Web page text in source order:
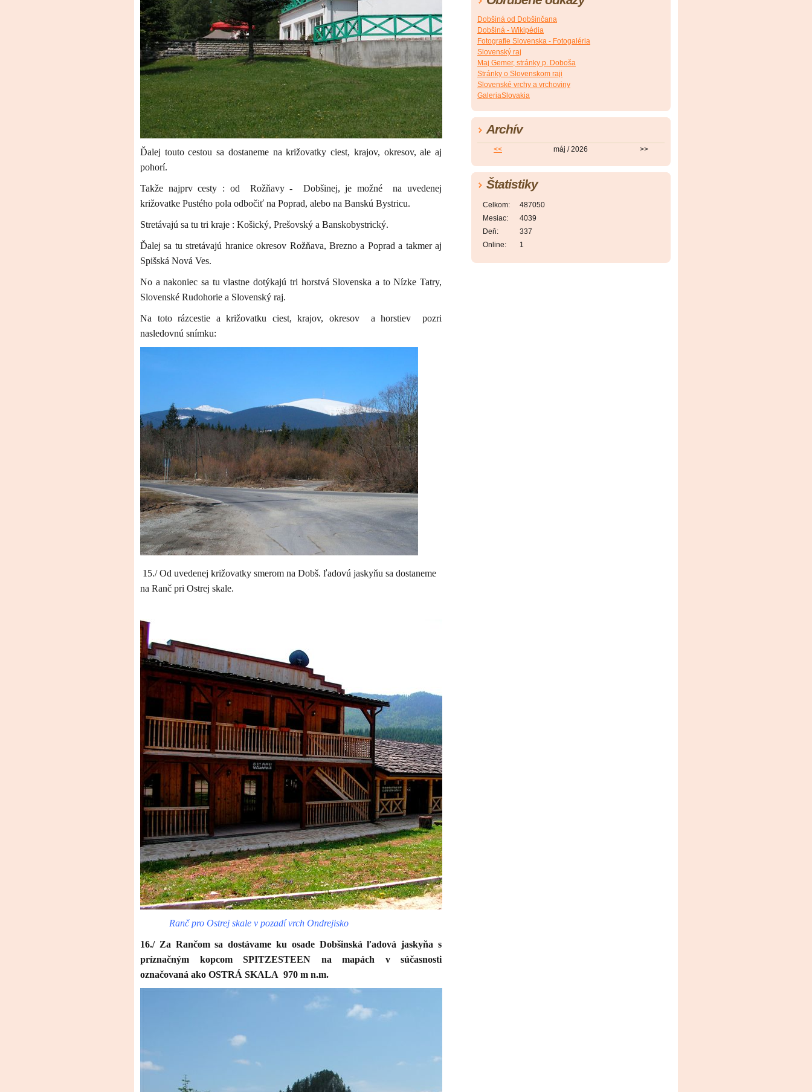
Ďalej touto cestou sa dostaneme na križovatky ciest, krajov, okresov, ale aj
pohorí.
Takže najprv cesty : od Rožňavy - Dobšinej, je možné na uvedenej
križovatke Pustého pola odbočiť na Poprad, alebo na Banskú Bystricu.
Stretávajú sa tu tri kraje : Košický, Prešovský a Banskobystrický.
Ďalej sa tu stretávajú hranice okresov Rožňava, Brezno a Poprad a takmer aj
Spišská Nová Ves.
No a nakoniec sa tu vlastne dotýkajú tri horstvá Slovenska a to Nízke Tatry,
Slovenské Rudohorie a Slovenský raj.
Na toto rázcestie a križovatku ciest, krajov, okresov a horstiev pozri
nasledovnú snímku:
15./ Od uvedenej križovatky smerom na Dobš. ľadovú jaskyňu sa dostaneme
na Ranč pri Ostrej skale.
Ranč pro Ostrej skale v pozadí vrch Ondrejisko
16./ Za Rančom sa dostávame ku osade Dobšinská ľadová jaskyňa s
príznačným kopcom SPITZESTEEN na mapách v súčasnosti
označovaná ako OSTRÁ SKALA 970 m n.m.
Dobšiná od Dobšinčana
Dobšiná - Wikipédia
Fotografie Slovenska - Fotogaléria
Slovenský raj
Maj Gemer, stránky p. Doboša
Stránky o Slovenskom raji
Slovenské vrchy a vrchoviny
GaleriaSlovakia
Archív
<< máj / 2026 >>
Štatistiky
Online: 1
Celkom:
487050
Mesiac:
4039
Deň:
337